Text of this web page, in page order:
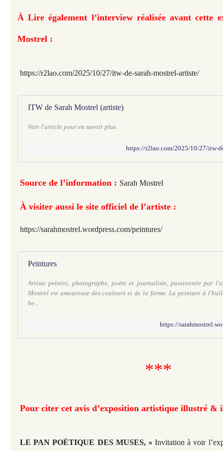
À Lire également l’interview réalisée avant cette
Mostrel :
https://r2lao.com/2025/10/27/itw-de-sarah-mostrel-artiste/
ITW de Sarah Mostrel (artiste)
Voir l'article pour en savoir plus.
https://r2lao.com/2025/10/27/itw-
Source de l’information : Sarah Mostrel
À visiter aussi le site officiel de l’artiste :
https://sarahmostrel.wordpress.com/peintures/
Peintures
Artiste peintre, photographe, poète et journaliste, passionnée par
Mostrel est amoureuse des couleurs et de la forme. La peinture à
be...
https://
***
Pour citer cet avis d’exposition artistique illustré &
LE PAN POÉTIQUE DES MUSES, « Invitation à voir